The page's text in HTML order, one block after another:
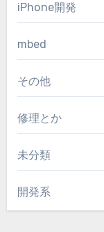
iPhone開発
mbed
その他
修理とか
未分類
開発系